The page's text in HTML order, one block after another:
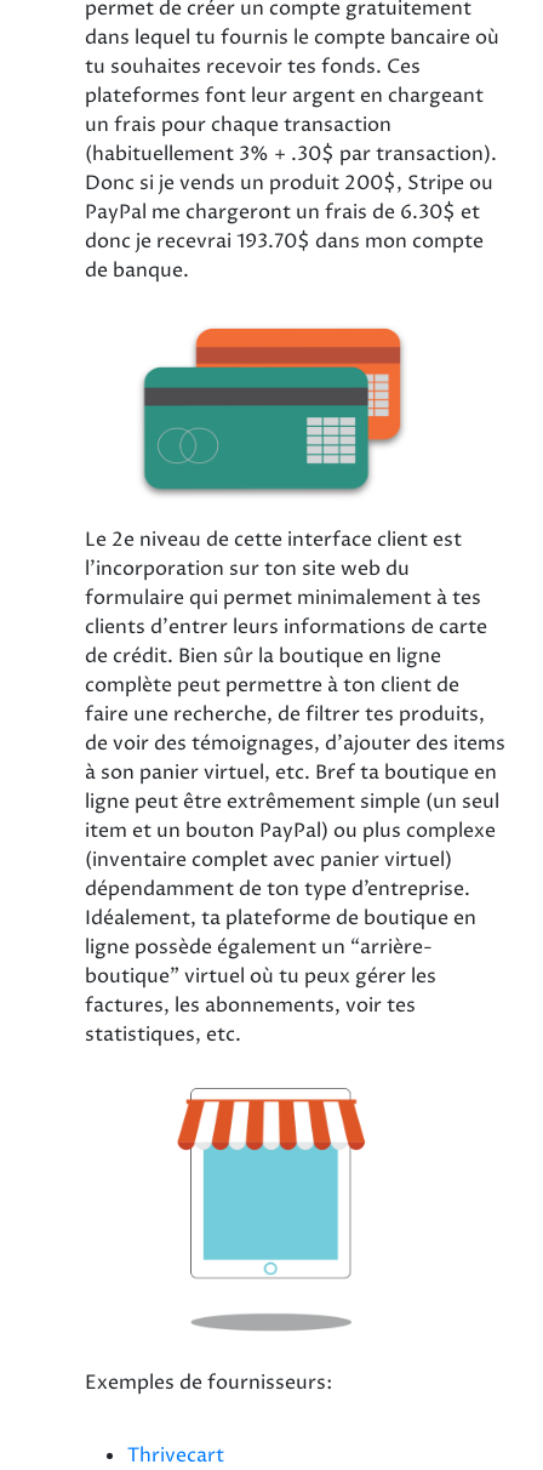
permet de créer un compte gratuitement
dans lequel tu fournis le compte bancaire où
tu souhaites recevoir tes fonds. Ces
plateformes font leur argent en chargeant
un frais pour chaque transaction
(habituellement 3% + .30$ par transaction).
Donc si je vends un produit 200$, Stripe ou
PayPal me chargeront un frais de 6.30$ et
donc je recevrai 193.70$ dans mon compte
de banque.
Le 2e niveau de cette interface client est
l’incorporation sur ton site web du
formulaire qui permet minimalement à tes
clients d'entrer leurs informations de carte
de crédit. Bien sûr la boutique en ligne
complète peut permettre à ton client de
faire une recherche, de filtrer tes produits,
de voir des témoignages, d’ajouter des items
à son panier virtuel, etc. Bref ta boutique en
ligne peut être extrêmement simple (un seul
item et un bouton PayPal) ou plus complexe
(inventaire complet avec panier virtuel)
dépendamment de ton type d’entreprise.
Idéalement, ta plateforme de boutique en
ligne possède également un “arrière-
boutique” virtuel où tu peux gérer les
factures, les abonnements, voir tes
statistiques, etc.
Exemples de fournisseurs:
Thrivecart